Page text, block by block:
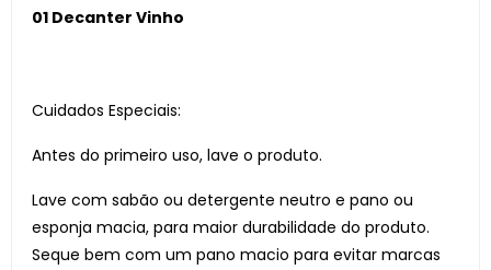
01 Decanter Vinho
Cuidados Especiais:
Antes do primeiro uso, lave o produto.
Lave com sabão ou detergente neutro e pano ou
esponja macia, para maior durabilidade do produto.
Seque bem com um pano macio para evitar marcas